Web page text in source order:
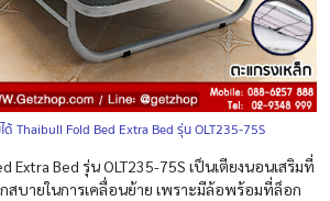
Thaibull Fold Bed Extra Bed รุ่น OLT235-75S
Extra Bed รุ่น OLT235-75S เป็นเตียงนอนเสริมที่
สบายในการเคลื่อนย้าย เพราะมีล้อพร้อมที่ล็อก